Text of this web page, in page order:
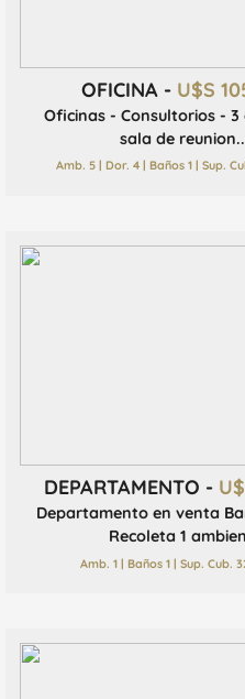
OFICINA - U$S
Oficinas - Consultorios - 3
sala de
Amb. 5 | Dor. 4 | Baños 1 | Sup.
DEPARTAMENTO -
Departamento en venta
Recoleta 1
Amb. 1 | Baños 1 | Sup. Cub.